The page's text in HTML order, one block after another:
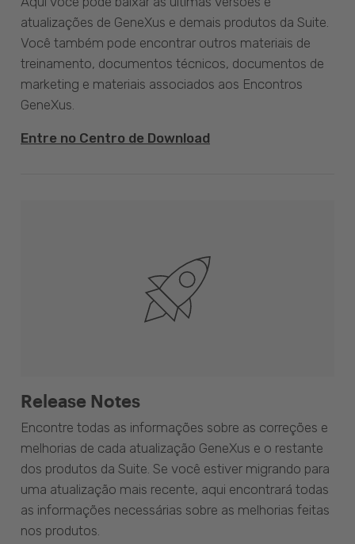
atualizações de GeneXus e demais produtos da Suite.
Você também pode encontrar outros materiais de
treinamento, documentos técnicos, documentos de
marketing e materiais associados aos Encontros
GeneXus.
Entre no Centro de Download
Release Notes
Encontre todas as informações sobre as correções e
melhorias de cada atualização GeneXus e o restante
dos produtos da Suite. Se você estiver migrando para
uma atualização mais recente, aqui encontrará todas
as informações necessárias sobre as melhorias feitas
nos produtos.